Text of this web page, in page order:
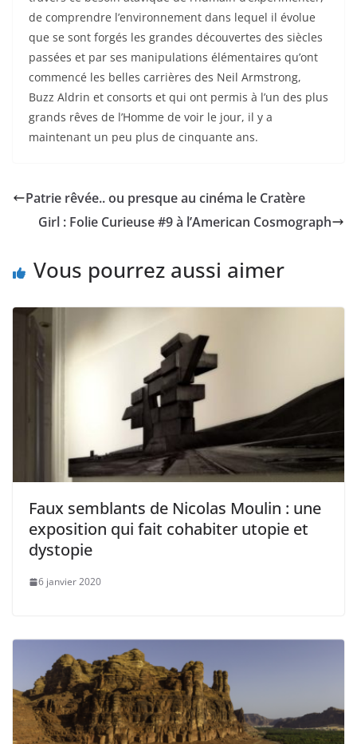
de comprendre l’environnement dans lequel il évolue
que se sont forgés les grandes découvertes des siècles
passées et par ses manipulations élémentaires qu’ont
commencé les belles carrières des Neil Armstrong,
Buzz Aldrin et consorts et qui ont permis à l’un des plus
grands rêves de l’Homme de voir le jour, il y a
maintenant un peu plus de cinquante ans.
Patrie rêvée.. ou presque au cinéma le Cratère
Girl : Folie Curieuse #9 à l’American Cosmograph
Vous pourrez aussi aimer
Faux semblants de Nicolas Moulin : une
exposition qui fait cohabiter utopie et
dystopie
6 janvier 2020